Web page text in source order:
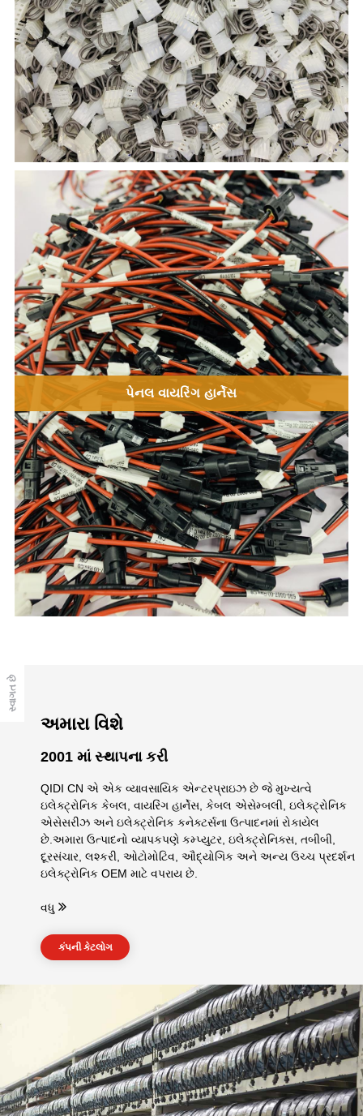
પેનલ વાયરિંગ હાર્નેસ
સ્વાગત છે
અમારા વિશે
2001 માં સ્થાપના કરી
QIDI CN એ એક વ્યાવસાયિક એન્ટરપ્રાઇઝ છે જે મુખ્યત્વે
ઇલેક્ટ્રોનિક કેબલ, વાયરિંગ હાર્નેસ, કેબલ એસેમ્બલી, ઇલેક્ટ્રોનિક
એસેસરીઝ અને ઇલેક્ટ્રોનિક કનેક્ટર્સના ઉત્પાદનમાં રોકાયેલ
છે.અમારા ઉત્પાદનો વ્યાપકપણે કમ્પ્યુટર, ઇલેક્ટ્રોનિક્સ, તબીબી,
દૂરસંચાર, લશ્કરી, ઓટોમોટિવ, ઔદ્યોગિક અને અન્ય ઉચ્ચ પ્રદર્શન
ઇલેક્ટ્રોનિક OEM માટે વપરાય છે.
વધુ
કંપની કેટલોગ